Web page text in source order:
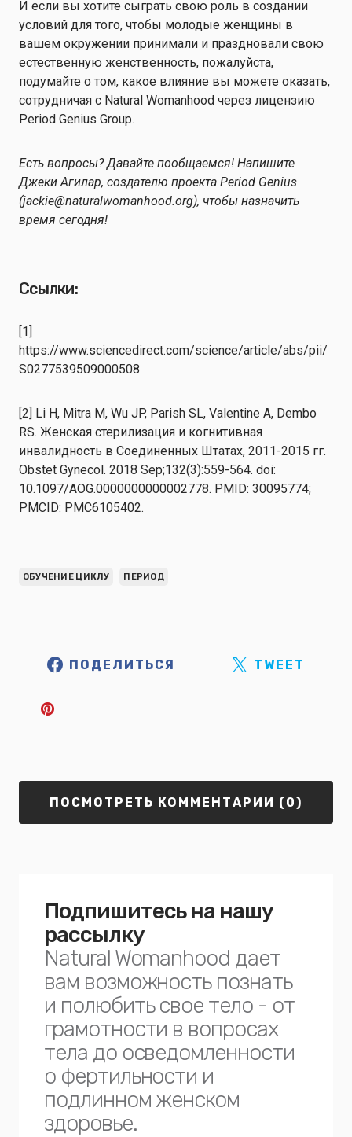
И если вы хотите сыграть свою роль в создании
условий для того, чтобы молодые женщины в
вашем окружении принимали и праздновали свою
естественную женственность, пожалуйста,
подумайте о том, какое влияние вы можете оказать,
сотрудничая с Natural Womanhood через лицензию
Period Genius Group.
Есть вопросы? Давайте пообщаемся! Напишите
Джеки Агилар, создателю проекта Period Genius
(jackie@naturalwomanhood.org), чтобы назначить
время сегодня!
Ссылки:
[1]
https://www.sciencedirect.com/science/article/abs/pii/
S0277539509000508
[2] Li H, Mitra M, Wu JP, Parish SL, Valentine A, Dembo
RS. Женская стерилизация и когнитивная
инвалидность в Соединенных Штатах, 2011-2015 гг.
Obstet Gynecol. 2018 Sep;132(3):559-564. doi:
10.1097/AOG.0000000000002778. PMID: 30095774;
PMCID: PMC6105402.
ОБУЧЕНИЕ ЦИКЛУ ПЕРИОД
ПОДЕЛИТЬСЯ TWEET
ПОСМОТРЕТЬ КОММЕНТАРИИ (0)
Подпишитесь на нашу
рассылку
Natural Womanhood дает
вам возможность познать
и полюбить свое тело - от
грамотности в вопросах
тела до осведомленности
о фертильности и
подлинном женском
здоровье.